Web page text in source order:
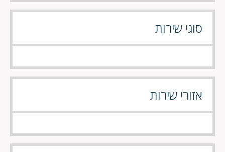
סוגי שירות
אזורי שירות